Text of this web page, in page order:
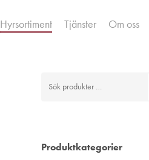
Hyrsortiment Tjänster Om oss
efter:
Produktkategorier